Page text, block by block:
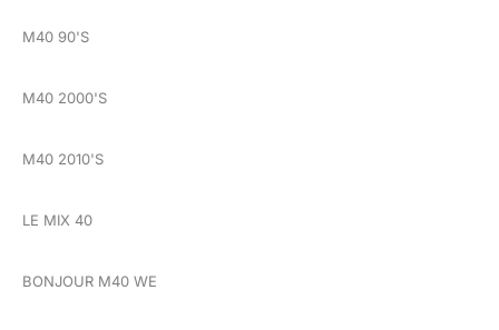
M40 90'S
M40 2000'S
M40 2010'S
LE MIX 40
BONJOUR M40 WE